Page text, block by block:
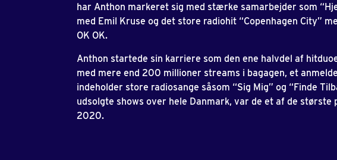
har Anthon markeret sig med stærke samarbejder som
med Emil Kruse og det store radiohit “Copenhagen City”
OK OK.
Anthon startede sin karriere som den ene halvdel af
med mere end 200 millioner streams i bagagen, et
indeholder store radiosange såsom “Sig Mig” og “Finde
udsolgte shows over hele Danmark, var de et af de største
2020.